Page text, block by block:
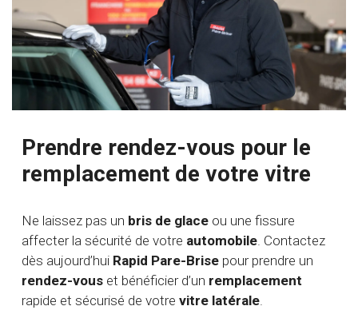
Prendre rendez-vous pour le
remplacement de votre vitre
Ne laissez pas un bris de glace ou une fissure
affecter la sécurité de votre automobile. Contactez
dès aujourd’hui Rapid Pare-Brise pour prendre un
rendez-vous et bénéficier d’un remplacement
rapide et sécurisé de votre vitre latérale.